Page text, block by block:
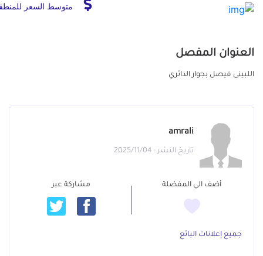
متوسط السعر
العنوان المفصل
اللبينى فيصل بجوار الدائري
amrali
تاريخ النشر : 2025/11/04
أضف الي المفضلة مشاركة عبر
جميع إعلانات البائع